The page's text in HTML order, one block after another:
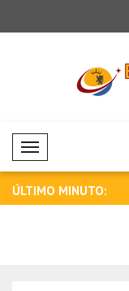
Mobil Menü
ÚLTIMO MINUTO:
debe poner fin a los